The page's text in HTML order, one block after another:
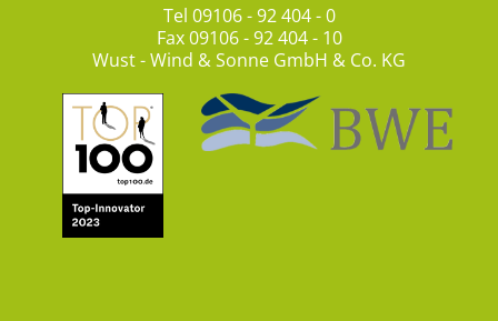
Tel 09106 - 92 404 - 0
Fax 09106 - 92 404 - 10
Wust - Wind & Sonne GmbH & Co. KG